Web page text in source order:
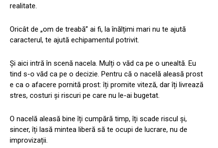
realitate.
Oricât de „om de treabă” ai fi, la înălțimi mari nu te ajută
caracterul, te ajută echipamentul potrivit.
Și aici intră în scenă nacela. Mulți o văd ca pe o unealtă. Eu
tind s-o văd ca pe o decizie. Pentru că o nacelă aleasă prost
e ca o afacere pornită prost: îți promite viteză, dar îți livrează
stres, costuri și riscuri pe care nu le-ai bugetat.
O nacelă aleasă bine îți cumpără timp, îți scade riscul și,
sincer, îți lasă mintea liberă să te ocupi de lucrare, nu de
improvizații.